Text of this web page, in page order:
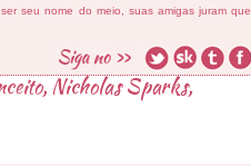
seu nome do meio, suas amigas juram que
,Nicholas Sparks,